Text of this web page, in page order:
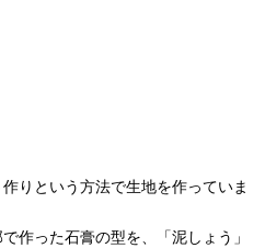
りという方法で生地を作っていま
作った石膏の型を、「泥しょう」